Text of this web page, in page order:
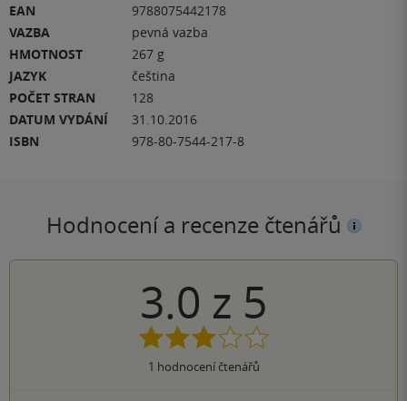
EAN
9788075442178
VAZBA
pevná vazba
HMOTNOST
267 g
JAZYK
čeština
POČET STRAN
128
DATUM VYDÁNÍ
31.10.2016
ISBN
978-80-7544-217-8
Hodnocení a recenze čtenářů
3.0 z 5
1 hodnocení čtenářů